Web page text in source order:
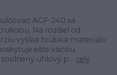
AGF-240 sa
Na rozdiel od
vyššia hrúbka materiálu
ešte väčšiu
uhlový p... celý